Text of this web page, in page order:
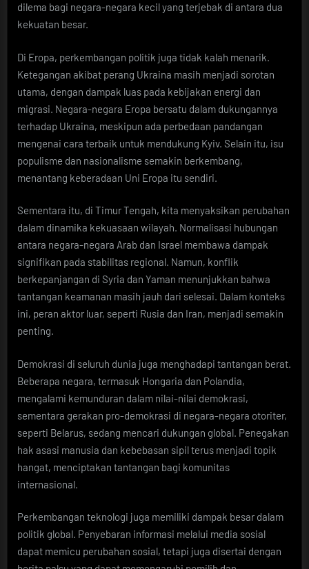
dilema bagi negara-negara kecil yang terjebak di antara dua
kekuatan besar.
Di Eropa, perkembangan politik juga tidak kalah menarik.
Ketegangan akibat perang Ukraina masih menjadi sorotan
utama, dengan dampak luas pada kebijakan energi dan
migrasi. Negara-negara Eropa bersatu dalam dukungannya
terhadap Ukraina, meskipun ada perbedaan pandangan
mengenai cara terbaik untuk mendukung Kyiv. Selain itu, isu
populisme dan nasionalisme semakin berkembang,
menantang keberadaan Uni Eropa itu sendiri.
Sementara itu, di Timur Tengah, kita menyaksikan perubahan
dalam dinamika kekuasaan wilayah. Normalisasi hubungan
antara negara-negara Arab dan Israel membawa dampak
signifikan pada stabilitas regional. Namun, konflik
berkepanjangan di Syria dan Yaman menunjukkan bahwa
tantangan keamanan masih jauh dari selesai. Dalam konteks
ini, peran aktor luar, seperti Rusia dan Iran, menjadi semakin
penting.
Demokrasi di seluruh dunia juga menghadapi tantangan berat.
Beberapa negara, termasuk Hongaria dan Polandia,
mengalami kemunduran dalam nilai-nilai demokrasi,
sementara gerakan pro-demokrasi di negara-negara otoriter,
seperti Belarus, sedang mencari dukungan global. Penegakan
hak asasi manusia dan kebebasan sipil terus menjadi topik
hangat, menciptakan tantangan bagi komunitas
internasional.
Perkembangan teknologi juga memiliki dampak besar dalam
politik global. Penyebaran informasi melalui media sosial
dapat memicu perubahan sosial, tetapi juga disertai dengan